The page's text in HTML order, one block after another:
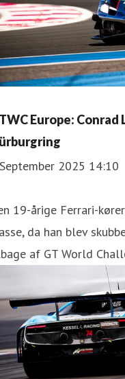
Europe:
2025 14:10
19-årige Ferrari-
da han blev
af GT World